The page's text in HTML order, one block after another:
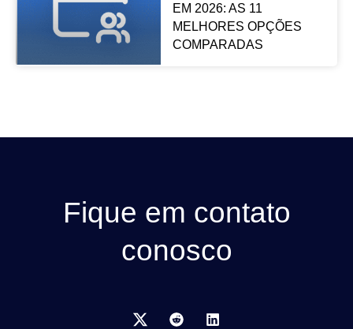
EM 2026: AS 11
MELHORES OPÇÕES
COMPARADAS
Fique em contato
conosco